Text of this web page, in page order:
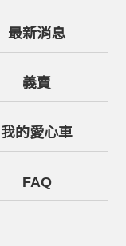
最新消息
義賣
我的愛心車
FAQ